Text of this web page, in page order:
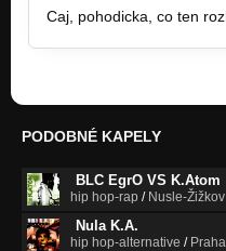
Caj, pohodicka, co ten
PODOBNÉ KAPELY
BLC EgrO VS K.Atom
hip hop-rap / Nusle-Žižkov
Nula K.A.
hip hop-alternative /